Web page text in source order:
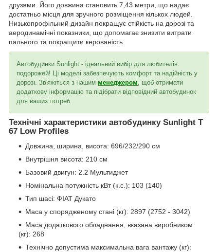
друзями. Його довжина становить 7,43 метри, що надає
достатньо місця для зручного розміщення кількох людей.
Низькопрофільний дизайн покращує стійкість на дорозі та
аеродинамічні показники, що допомагає знизити витрати
пального та покращити керованість.
Автобудинки Sunlight - ідеальний вибір для любителів
подорожей! Ці моделі забезпечують комфорт та надійність у
дорозі. Зв'яжіться з нашим менеджером, щоб отримати
додаткову інформацію та підібрати відповідний автобудинок
для ваших потреб.
Технічні характеристики автобудинку Sunlight T
67 Low Profiles
Довжина, ширина, висота: 696/232/290 см
Внутрішня висота: 210 см
Базовий двигун: 2.2 Мультиджет
Номінальна потужність кВт (к.с.): 103 (140)
Тип шасі: ФІАТ Дукато
Маса у спорядженому стані (кг): 2897 (2752 - 3042)
Маса додаткового обладнання, вказана виробником
(кг): 268
Технічно допустима максимальна вага вантажу (кг):